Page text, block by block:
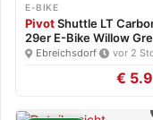
E-BIKE
PivotShuttle LT
29er E-Bike Willow
Ebreichsdorf· vor 2
€